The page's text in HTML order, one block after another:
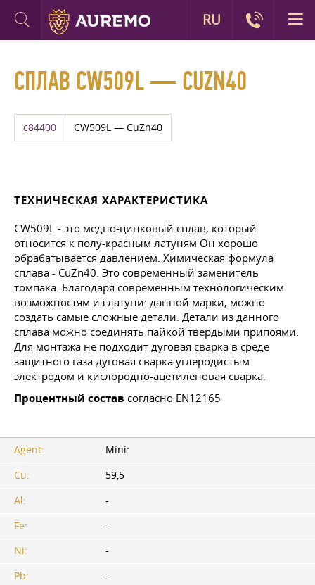
СПЛАВ CW509L — CUZN40
c84400 CW509L — CuZn40
ТЕХНИЧЕСКАЯ ХАРАКТЕРИСТИКА
CW509L - это медно-цинковый сплав, который
относится к полу-красным латуням Он хорошо
обрабатывается давлением. Химическая формула
сплава - CuZn40. Это современный заменитель
томпака. Благодаря современным технологическим
возможностям из латуни: данной марки, можно
создать самые сложные детали. Детали из данного
сплава можно соединять пайкой твёрдыми припоями.
Для монтажа не подходит дуговая сварка в среде
защитного газа дуговая сварка углеродистым
электродом и кислородно-ацетиленовая сварка.
Процентный состав согласно EN12165
Agent:
Mini:
Cu:
59,5
Al:
-
Fe:
-
Ni:
-
Pb:
-
RU